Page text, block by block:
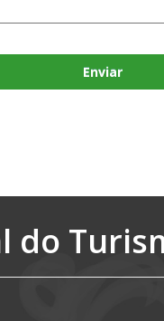
Enviar
do